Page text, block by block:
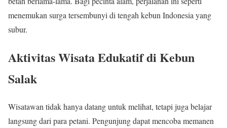
menemukan surga tersembunyi di tengah kebun Indonesia yang
subur.
Aktivitas Wisata Edukatif di Kebun
Salak
Wisatawan tidak hanya datang untuk melihat, tetapi juga belajar
langsung dari para petani. Pengunjung dapat mencoba memanen